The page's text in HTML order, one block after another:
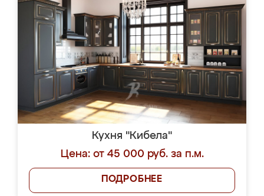
Кухня "Кибела"
Цена: от 45 000 руб. за п.м.
ПОДРОБНЕЕ